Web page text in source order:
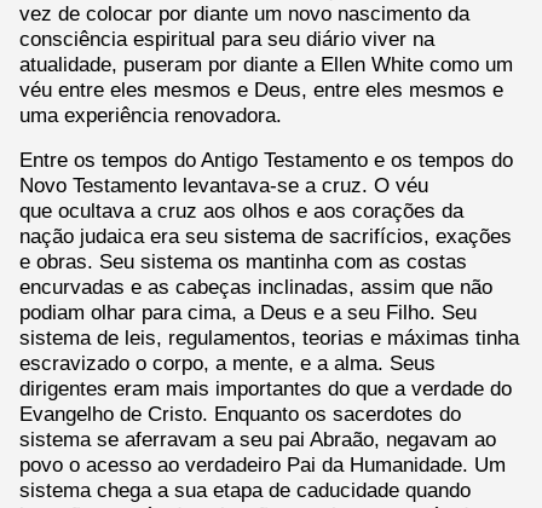
vez de colocar por diante um novo nascimento da
consciência espiritual para seu diário viver na
atualidade, puseram por diante a Ellen White como um
véu entre eles mesmos e Deus, entre eles mesmos e
uma experiência renovadora.
Entre os tempos do Antigo Testamento e os tempos do
Novo Testamento levantava-se a cruz. O véu
que ocultava a cruz aos olhos e aos corações da
nação judaica era seu sistema de sacrifícios, exações
e obras. Seu sistema os mantinha com as costas
encurvadas e as cabeças inclinadas, assim que não
podiam olhar para cima, a Deus e a seu Filho. Seu
sistema de leis, regulamentos, teorias e máximas tinha
escravizado o corpo, a mente, e a alma. Seus
dirigentes eram mais importantes do que a verdade do
Evangelho de Cristo. Enquanto os sacerdotes do
sistema se aferravam a seu pai Abraão, negavam ao
povo o acesso ao verdadeiro Pai da Humanidade. Um
sistema chega a sua etapa de caducidade quando